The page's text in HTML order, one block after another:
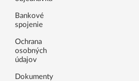
Bankové
spojenie
Ochrana
osobných
údajov
Dokumenty